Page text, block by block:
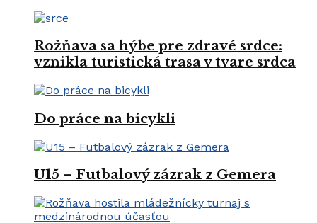
Rožňava sa hýbe pre zdravé srdce:
vznikla turistická trasa v tvare srdca
Do práce na bicykli
U15 – Futbalový zázrak z Gemera